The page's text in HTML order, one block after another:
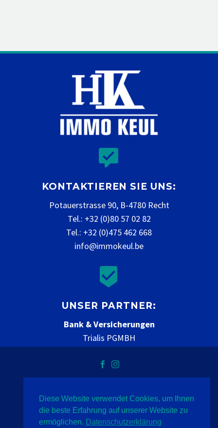


KONTAKTIEREN SIE UNS:
Potauerstrasse 90, B-4780 Recht
Tel.: +32 (0)80 57 02 82
Tel.: +32 (0)475 462 668
info@immokeul.be


UNSER PARTNER:
Bank & Versicherungen
Trialis PGMBH
Datenschutz Impressum Kontakt
Diese Website verwendet Cookies, um Ihnen
die beste Erfahrung auf unserer Website zu
ermöglichen. Datenschutzerklärung